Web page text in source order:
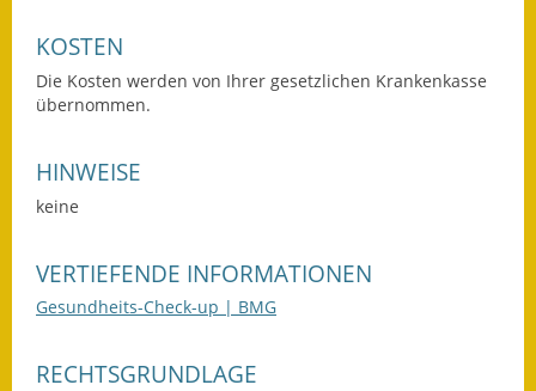
Ver- & Entsorgung
Feuerwehr
KOSTEN
Die Kosten werden von Ihrer gesetzlichen Krankenkasse
übernommen.
HINWEISE
keine
VERTIEFENDE INFORMATIONEN
Gesundheits-Check-up | BMG
RECHTSGRUNDLAGE